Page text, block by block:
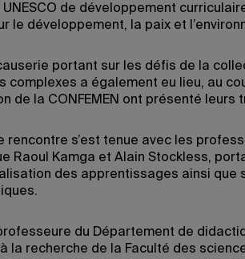
UNESCO de développement
le développement, la paix et
portant sur les défis de la
complexes a également eu lieu, au
de la CONFEMEN ont présenté leurs
rencontre s’est tenue avec les
Raoul Kamga et Alain Stockless,
des apprentissages ainsi que
du Département de
la recherche de la Faculté des